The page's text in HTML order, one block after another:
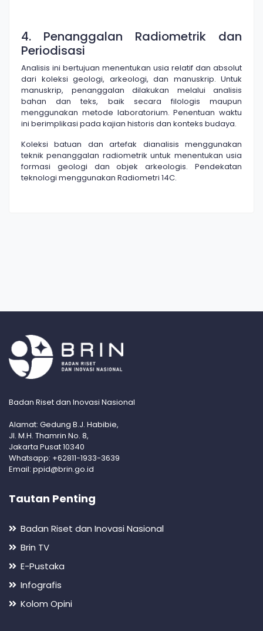
4. Penanggalan Radiometrik dan
Periodisasi
Analisis ini bertujuan menentukan usia relatif dan absolut
dari koleksi geologi, arkeologi, dan manuskrip. Untuk
manuskrip, penanggalan dilakukan melalui analisis
bahan dan teks, baik secara filologis maupun
menggunakan metode laboratorium. Penentuan waktu
ini berimplikasi pada kajian historis dan konteks budaya.
Koleksi batuan dan artefak dianalisis menggunakan
teknik penanggalan radiometrik untuk menentukan usia
formasi geologi dan objek arkeologis. Pendekatan
teknologi menggunakan Radiometri 14C.
Badan Riset dan Inovasi Nasional
Alamat: Gedung B.J. Habibie,
Jl. M.H. Thamrin No. 8,
Jakarta Pusat 10340
Whatsapp: +62811-1933-3639
Email: ppid@brin.go.id
Tautan Penting
Badan Riset dan Inovasi Nasional
Brin TV
E-Pustaka
Infografis
Kolom Opini